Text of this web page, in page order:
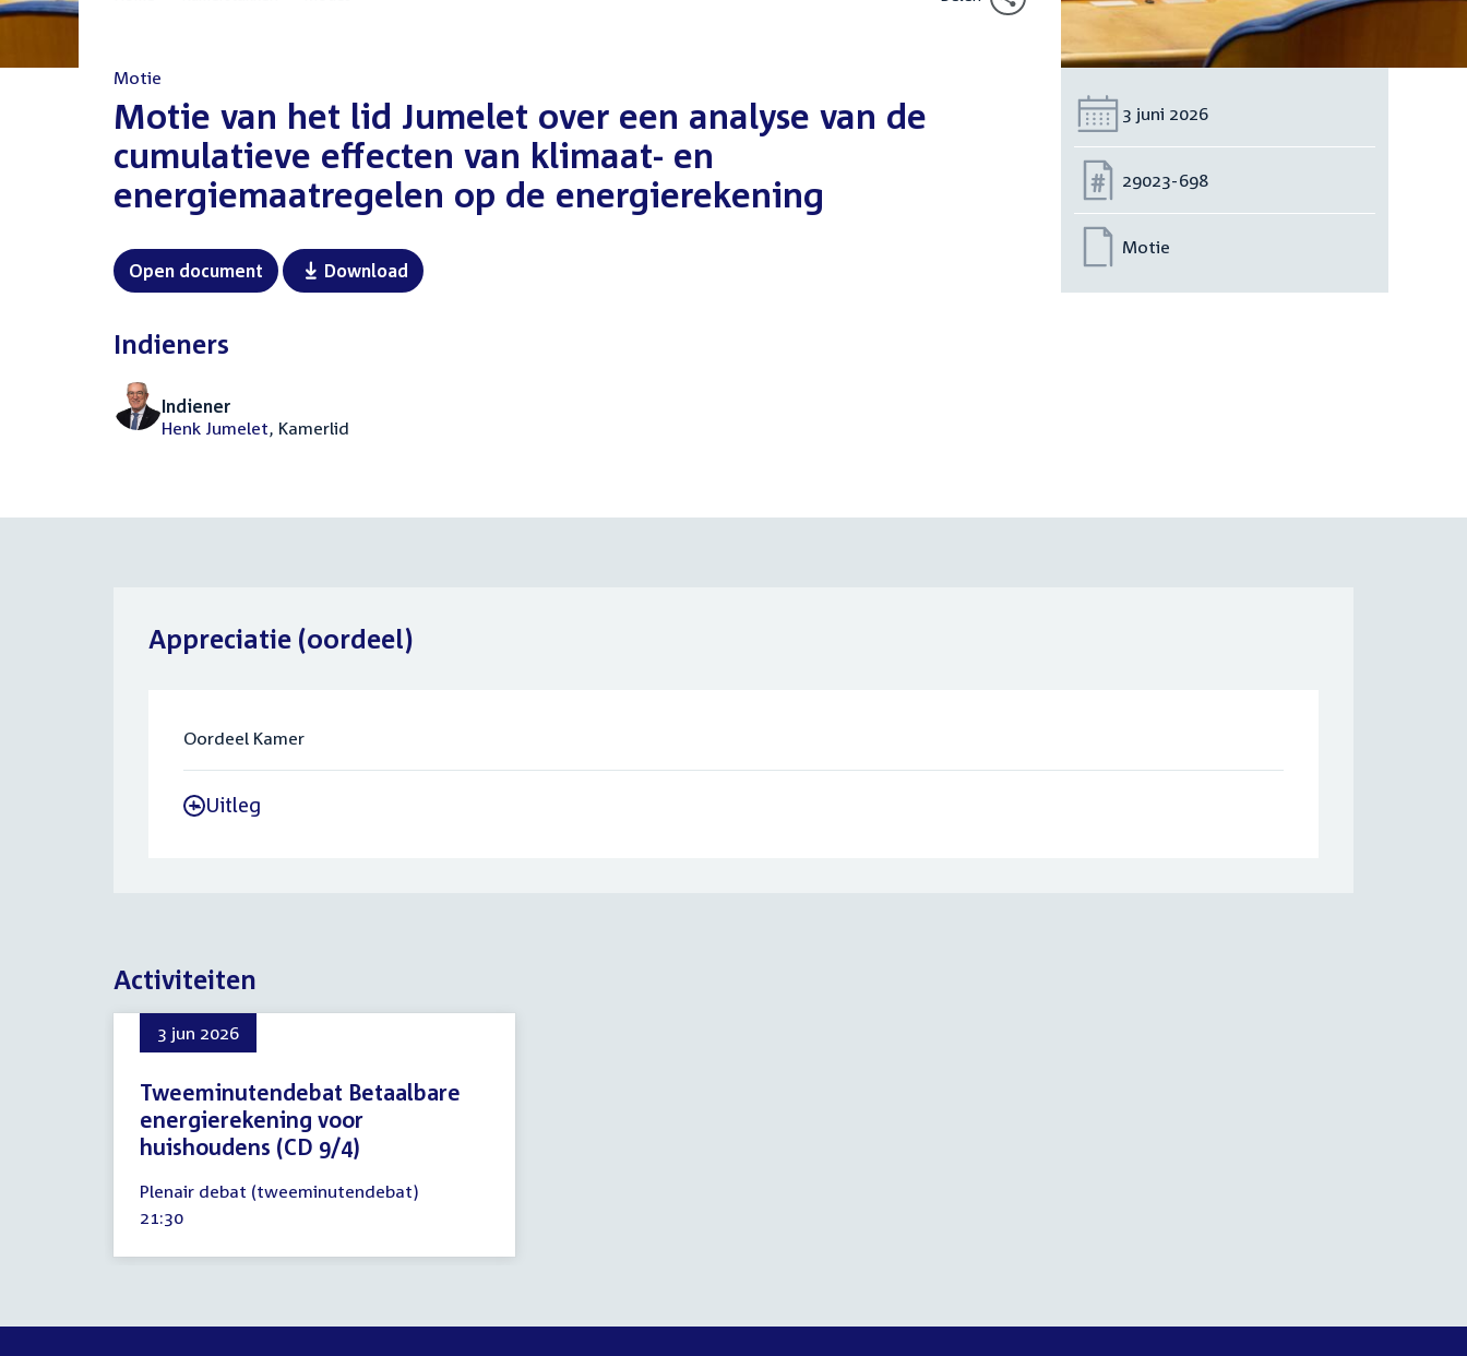
Motie
:Motie van het lid Jumelet over een analyse van de
cumulatieve effecten van klimaat- en
energiemaatregelen op de energierekening
Open document Download
Indieners
Indiener
Henk Jumelet, Kamerlid
Datum:
3 juni 2026
Nummer:
29023-698
Motie
Appreciatie (oordeel)
Oordeel Kamer
- Uitleg
Activiteiten
3 jun 2026
Tweeminutendebat Betaalbare
energierekening voor
huishoudens (CD 9/4)
juni
2026
Plenair debat (tweeminutendebat)
Tijd
21:30